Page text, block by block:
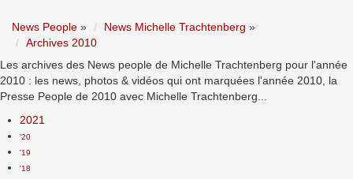
News People » News Michelle Trachtenberg »
Archives 2010
Les archives des News people de Michelle Trachtenberg pour l'année
2010 : les news, photos & vidéos qui ont marquées l'année 2010, la
Presse People de 2010 avec Michelle Trachtenberg...
2021
'20
'19
'18